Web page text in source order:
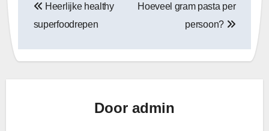
navigatie
Heerlijke healthy
superfoodrepen
Hoeveel gram pasta per
persoon?
Door admin